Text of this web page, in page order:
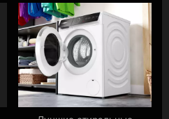
органы: За и против.